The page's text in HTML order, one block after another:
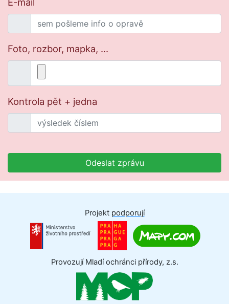
Foto, rozbor, mapka, ...
Kontrola pět + jedna
Odeslat zprávu
Projekt podporují
Provozují Mladí ochránci přírody, z.s.